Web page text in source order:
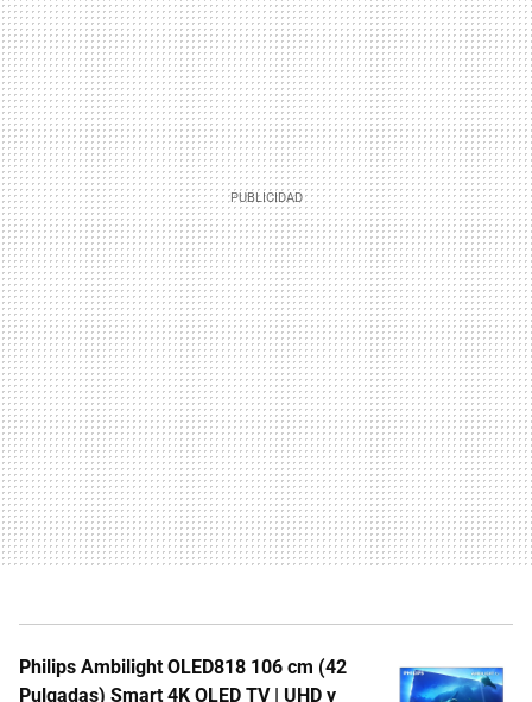
Philips Ambilight OLED818 106 cm (42
Pulgadas) Smart 4K OLED TV | UHD y